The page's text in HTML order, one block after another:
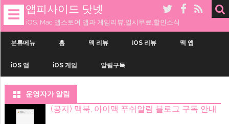
☰ 앱피사이드 닷넷
iOS, Mac 앱스토어 앱과 게임리뷰,일시무료,할인소식
로
건
너
분류메뉴 홈 맥 리뷰 iOS 리뷰 맥 앱
iOS 앱 iOS 게임 알림구독
운영자가 알림
(공지) 맥북, 아이맥 푸쉬알림 블로그 구독 안내